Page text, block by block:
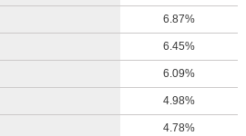
6.87%
6.45%
6.09%
4.98%
4.78%